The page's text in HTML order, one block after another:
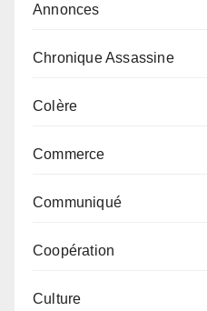
Annonces
Chronique Assassine
Colère
Commerce
Communiqué
Coopération
Culture